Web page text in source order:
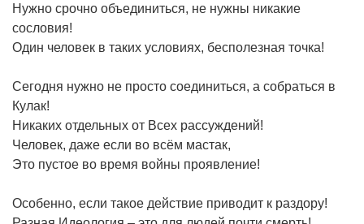
Нужно срочно объединиться, не нужны никакие
сословия!
Один человек в таких условиях, бесполезная точка!
Сегодня нужно не просто соединиться, а собраться в
Кулак!
Никаких отдельных от Всех рассуждений!
Человек, даже если во всём мастак,
Это пустое во время войны проявление!
Особенно, если такое действие приводит к раздору!